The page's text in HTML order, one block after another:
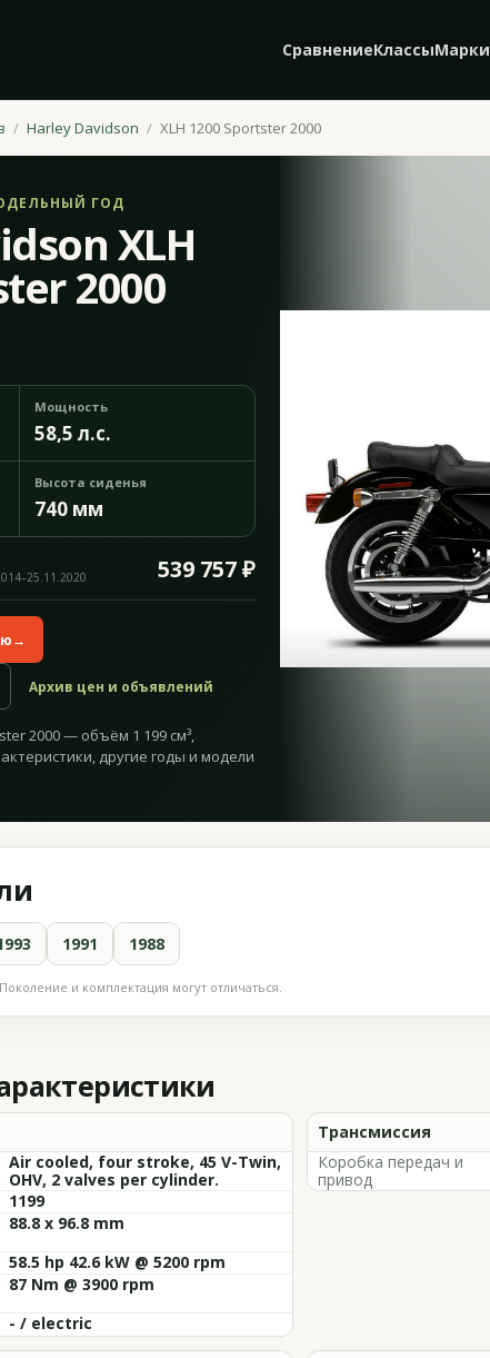
СравнениеКлассыМарки
Harley Davidson XLH 1200 Sportster 2000
МОДЕЛЬНЫЙ ГОД
XLH
2000
Мощность
58,5 л.с.
Высота сиденья
740 мм
539 757 ₽
→
Архив цен и объявлений
2000 — объём 1 199 см³,
другие годы и модели
1991 1988
и комплектация могут отличаться.
Air cooled, four stroke, 45 V-Twin,
OHV, 2 valves per cylinder.
1199
88.8 x 96.8 mm
58.5 hp 42.6 kW @ 5200 rpm
87 Nm @ 3900 rpm
- / electric
Трансмиссия
Коробка передач и
привод